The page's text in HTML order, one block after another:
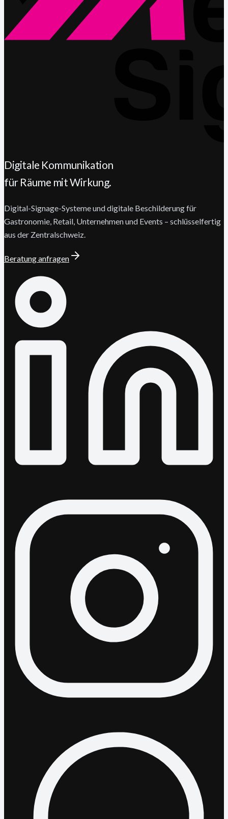
Digitale Kommunikation
für Räume mit Wirkung.
Digital-Signage-Systeme und digitale Beschilderung für
Gastronomie, Retail, Unternehmen und Events – schlüsselfertig
aus der Zentralschweiz.
Beratung anfragen